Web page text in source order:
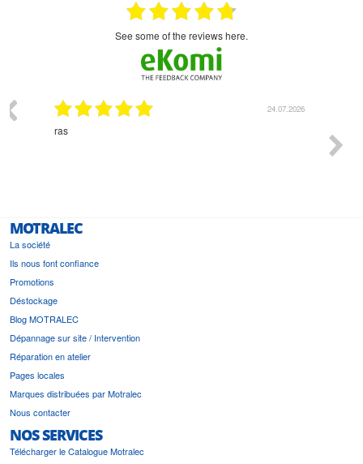
see some of the reviews here.
18.07.2026
Monsieur Delhaye est une personne disponible, à
MOTRALEC
La société
Ils nous font confiance
Promotions
Déstockage
Blog MOTRALEC
Dépannage sur site / Intervention
Réparation en atelier
Pages locales
Marques distribuées par Motralec
Nous contacter
NOS SERVICES
Télécharger le Catalogue Motralec